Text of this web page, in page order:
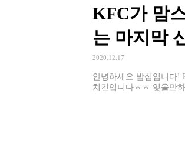
KFC가 맘
는 마지막
2020.12.17
안녕하세요 밥심입니다!
치킨입니다ㅎㅎ 잊을만